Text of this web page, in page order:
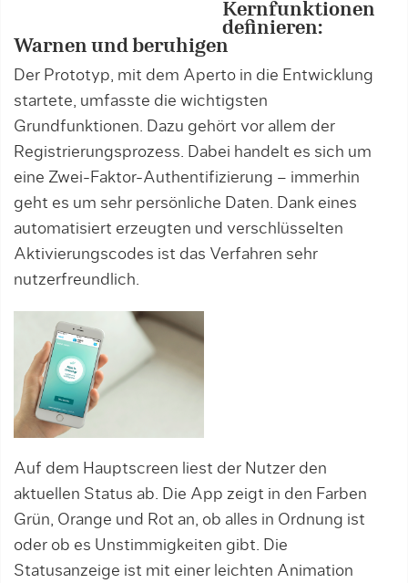
Kernfunktionen
definieren:
Warnen und beruhigen
Der Prototyp, mit dem Aperto in die Entwicklung
startete, umfasste die wichtigsten
Grundfunktionen. Dazu gehört vor allem der
Registrierungsprozess. Dabei handelt es sich um
eine Zwei-Faktor-Authentifizierung – immerhin
geht es um sehr persönliche Daten. Dank eines
automatisiert erzeugten und verschlüsselten
Aktivierungscodes ist das Verfahren sehr
nutzerfreundlich.
Auf dem Hauptscreen liest der Nutzer den
aktuellen Status ab. Die App zeigt in den Farben
Grün, Orange und Rot an, ob alles in Ordnung ist
oder ob es Unstimmigkeiten gibt. Die
Statusanzeige ist mit einer leichten Animation